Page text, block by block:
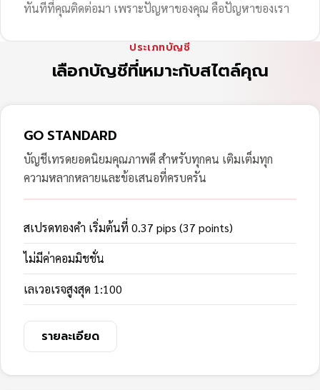
ทันทีที่คุณติดต่อมา เพราะปัญหาของคุณ คือปัญหาของเรา
ประเภทบัญชี
เลือกบัญชีที่เหมาะกับสไตล์คุณ
GO STANDARD
บัญชีเทรดยอดนิยมคุณภาพดี สำหรับทุกคน เติมเต็มทุก
ความหลากหลายและข้อเสนอที่ครบครัน
สเปรดทองคำ เริ่มต้นที่ 0.37 pips (37 points)
ไม่มีค่าคอมมิชชั่น
เลเวอเรจสูงสุด 1:100
รายละเอียด